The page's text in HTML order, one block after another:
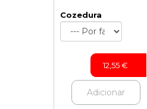
Cozedura
12,55€
Adicionar